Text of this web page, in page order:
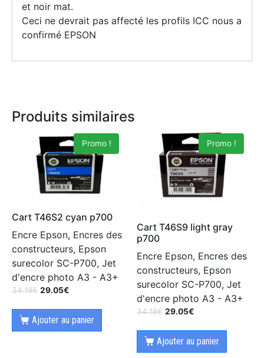
et noir mat.
Ceci ne devrait pas affecté les profils ICC nous a
confirmé EPSON
Produits similaires
Promo !
Cart T46S2 cyan p700
Encre Epson, Encres des
constructeurs, Epson
surecolor SC-P700, Jet
d'encre photo A3 - A3+
34.18€ 29.05€
Ajouter au panier
Promo !
Cart T46S9 light gray
p700
Encre Epson, Encres des
constructeurs, Epson
surecolor SC-P700, Jet
d'encre photo A3 - A3+
34.18€ 29.05€
Ajouter au panier